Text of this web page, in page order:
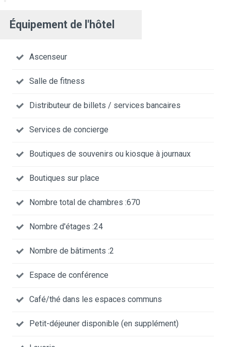
Équipement de l'hôtel
Ascenseur
Salle de fitness
Distributeur de billets / services bancaires
Services de concierge
Boutiques de souvenirs ou kiosque à journaux
Boutiques sur place
Nombre total de chambres :670
Nombre d'étages :24
Nombre de bâtiments :2
Espace de conférence
Café/thé dans les espaces communs
Petit-déjeuner disponible (en supplément)